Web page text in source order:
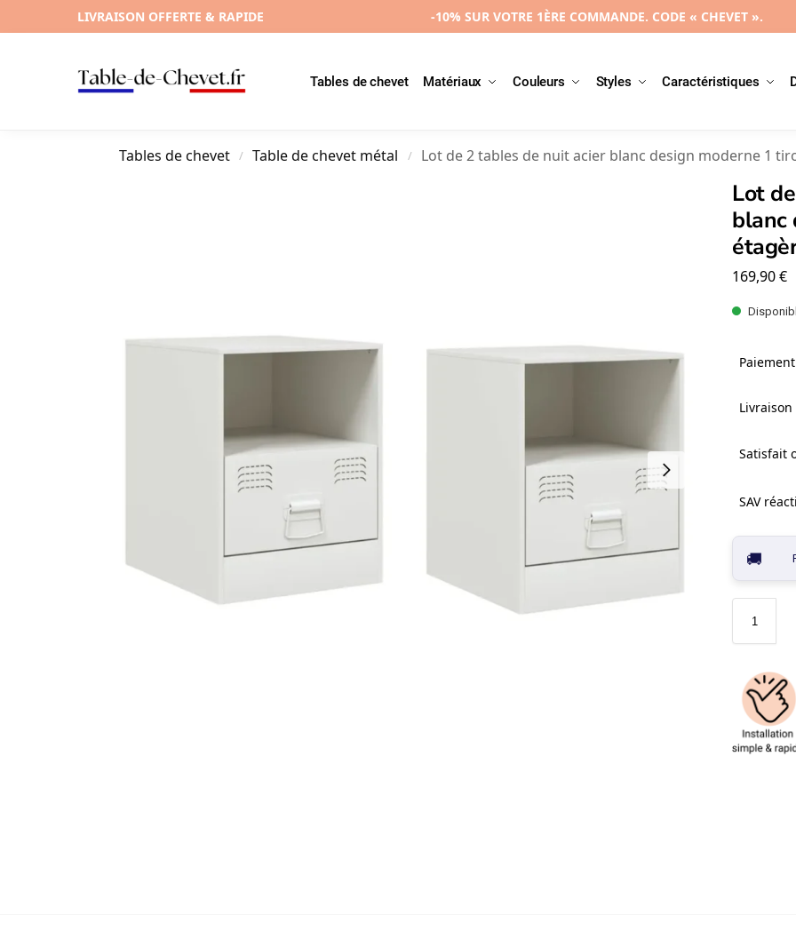
LIVRAISON OFFERTE & RAPIDE -10% SUR VOTRE 1ÈRE COMMANDE. CODE « CHEVET ».
Tables de chevet Matériaux Couleurs Styles Caractéristiques
Tables de chevet / Table de chevet métal / Lot de 2 tables de nuit acier blanc design moderne 1
Lot
blanc
169,90€
Satisfait
SAV